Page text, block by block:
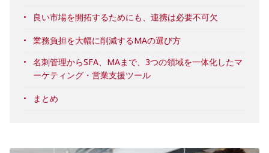
良い市場を開拓するためにも、連携は必要不可欠
業務負担を大幅に削減するMAの選び方
名刺管理からSFA、MAまで、3つの領域を一体化したマ
ーケティング・営業支援ツール
まとめ